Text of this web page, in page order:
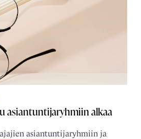
asiantuntijaryhmiin alkaa
asiantuntijaryhmiin ja